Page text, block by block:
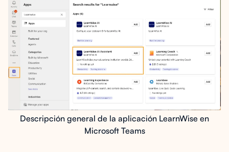
Descripción general de la aplicación LearnWise en
Microsoft Teams